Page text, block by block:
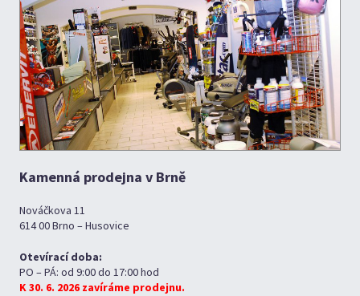
Kamenná prodejna v Brně
Nováčkova 11
614 00 Brno – Husovice
Otevírací doba:
PO – PÁ: od 9:00 do 17:00 hod
K 30. 6. 2026 zavíráme prodejnu.